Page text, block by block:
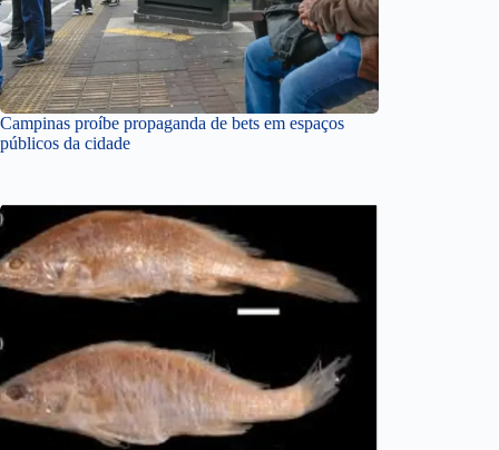
Campinas proíbe propaganda de bets em espaços
públicos da cidade